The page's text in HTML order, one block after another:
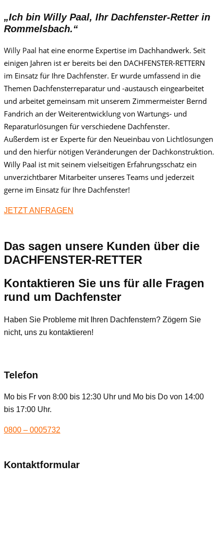
„Ich bin Willy Paal, Ihr Dachfenster-Retter in
Rommelsbach.“
Willy Paal hat eine enorme Expertise im Dachhandwerk. Seit
einigen Jahren ist er bereits bei den DACHFENSTER-RETTERN
im Einsatz für Ihre Dachfenster. Er wurde umfassend in die
Themen Dachfensterreparatur und -austausch eingearbeitet
und arbeitet gemeinsam mit unserem Zimmermeister Bernd
Fandrich an der Weiterentwicklung von Wartungs- und
Reparaturlösungen für verschiedene Dachfenster.
Außerdem ist er Experte für den Neueinbau von Lichtlösungen
und den hierfür nötigen Veränderungen der Dachkonstruktion.
Willy Paal ist mit seinem vielseitigen Erfahrungsschatz ein
unverzichtbarer Mitarbeiter unseres Teams und jederzeit
gerne im Einsatz für Ihre Dachfenster!
JETZT ANFRAGEN
Das sagen unsere Kunden über die
DACHFENSTER-RETTER
Kontaktieren Sie uns für alle Fragen
rund um Dachfenster
Haben Sie Probleme mit Ihren Dachfenstern? Zögern Sie
nicht, uns zu kontaktieren!
Telefon
Mo bis Fr von 8:00 bis 12:30 Uhr und Mo bis Do von 14:00
bis 17:00 Uhr.
0800 – 0005732
Kontaktformular